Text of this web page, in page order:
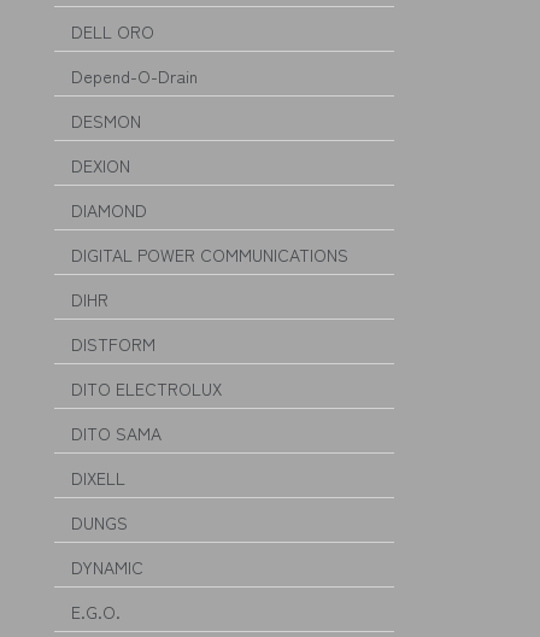
DELL ORO
Depend-O-Drain
DESMON
DEXION
DIAMOND
DIGITAL POWER COMMUNICATIONS
DIHR
DISTFORM
DITO ELECTROLUX
DITO SAMA
DIXELL
DUNGS
DYNAMIC
E.G.O.